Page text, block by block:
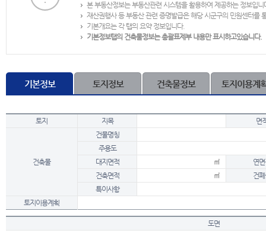
본 부동산정보는 부동산관련 시스템을 활용하여 제공하는 정보입니
재산권행사 등 부동산 관련 증명발급은 해당 시군구의 민원센터를
기본개요는 각 탭의 요약 정보입니다.
기본정보탭의 건축물정보는 총괄표제부 내용만 표시하고있습니다.
기본정보 토지정보 건축물정보 토지이용계
토지 지목 면
건축물
건물명칭
주용도
대지면적
㎡
연
건축면적
㎡
건
특이사항
토지이용계획
도면